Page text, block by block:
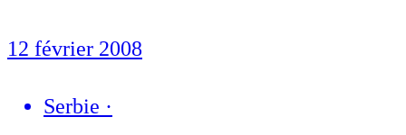
12 février 2008
Serbie ·